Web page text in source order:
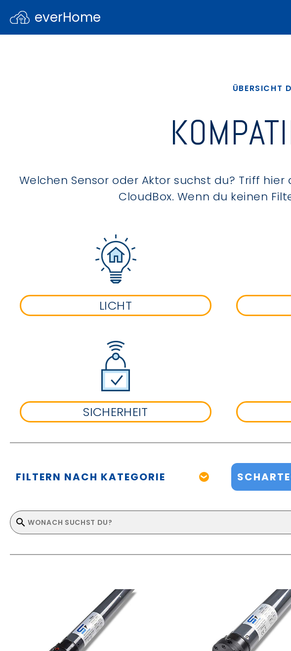
everHome
ÜBERSICHT
Welchen Sensor oder Aktor suchst du? Triff
CloudBox. Wenn du keinen
LICHT
SICHERHEIT
FILTERN NACH KATEGORIE